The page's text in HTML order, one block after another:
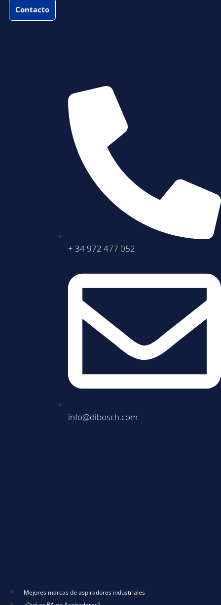
Contacto
+ 34 972 477 052
info@dibosch.com
Mejores marcas de aspiradores industriales